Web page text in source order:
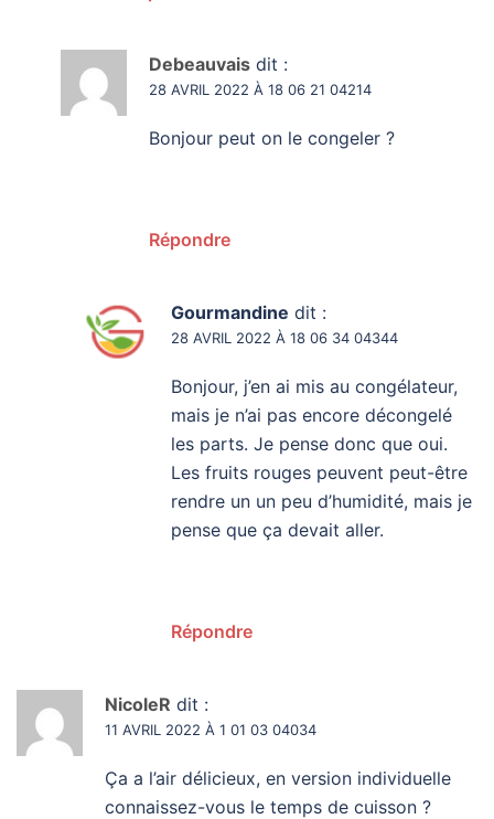
Debeauvais dit :
28 AVRIL 2022 À 18 06 21 04214
Bonjour peut on le congeler ?
Répondre
Gourmandine dit :
28 AVRIL 2022 À 18 06 34 04344
Bonjour, j’en ai mis au congélateur,
mais je n’ai pas encore décongelé
les parts. Je pense donc que oui.
Les fruits rouges peuvent peut-être
rendre un un peu d’humidité, mais je
pense que ça devait aller.
Répondre
NicoleR dit :
11 AVRIL 2022 À 1 01 03 04034
Ça a l’air délicieux, en version individuelle
connaissez-vous le temps de cuisson ?